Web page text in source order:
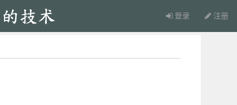
登录 注册